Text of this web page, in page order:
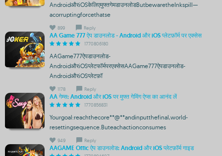
AndroidऔरiOSकेलिएमुफ्तगेमडाउनलोडButbewaretheInkspill—
acorruptingforcethatse
899 Reply
AA Game 777 ऐप डाउनलोड - Android और iOS प्लेटफ़ॉर्म पर एक्सेस
1770806180
AAGame777ऐपडाउनलोड-
AndroidऔरiOSप्लेटफॉर्मपरएक्सेसAAGame777ऐपडाउनलोड-
AndroidऔरiOSप्लेटफ़ॉ
1178 Reply
AA गेम्स: Android और iOS पर मुफ्त गेमिंग ऐप्स का आनंद लें
1770856831
Yourgoal:reachthecore**@**andinputthefinal,world-
resettingsequence.Buteachactionconsumes
949 Reply
AAGAME Offic ऐप डाउनलोड: Android और iOS प्लेटफ़ॉर्म गाइड